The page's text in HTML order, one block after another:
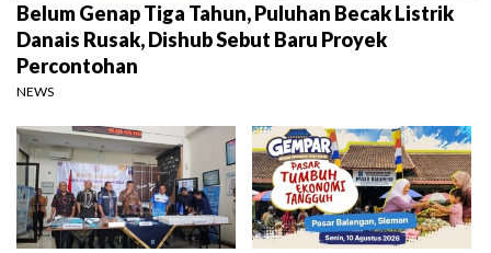
Belum Genap Tiga Tahun, Puluhan Becak Listrik
Danais Rusak, Dishub Sebut Baru Proyek
Percontohan
NEWS